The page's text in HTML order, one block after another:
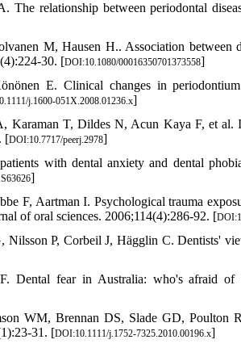
relationship between periodontal
M, Hausen H.. Association between
30. [DOI:10.1080/00016350701373558]
E. Clinical changes in
j.1600-051X.2008.01236.x]
T, Dildes N, Acun Kaya F, et al.
[DOI:10.7717/peerj.2978]
with dental anxiety and dental
]
F, Aartman I. Psychological trauma
of oral sciences. 2006;114(4):286-92. [
Nilsson P, Corbeil J, Hägglin C. Dentists'
Dental fear in Australia: who's afraid of
WM, Brennan DS, Slade GD, Poulton
31. [DOI:10.1111/j.1752-7325.2010.00196.x]